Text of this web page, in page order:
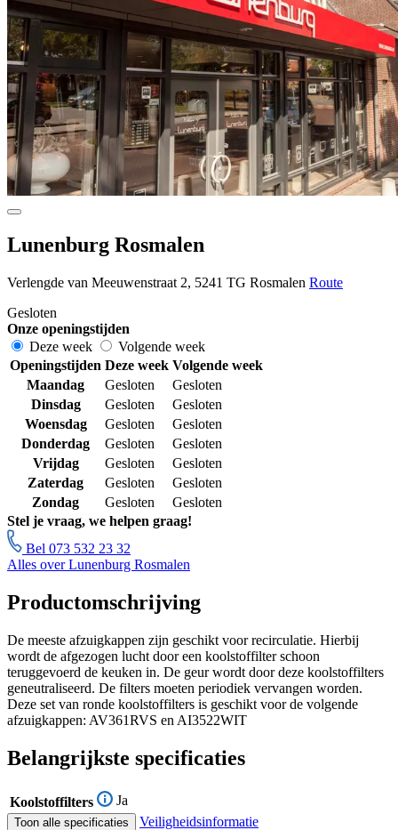
Lunenburg Rosmalen
Verlengde van Meeuwenstraat 2, 5241 TG Rosmalen Route
Gesloten
Onze openingstijden
Deze week
Volgende week
Openingstijden Deze week Volgende week
Maandag
Gesloten
Gesloten
Dinsdag
Gesloten
Gesloten
Woensdag
Gesloten
Gesloten
Donderdag
Gesloten
Gesloten
Vrijdag
Gesloten
Gesloten
Zaterdag
Gesloten
Gesloten
Zondag
Gesloten
Gesloten
Stel je vraag, we helpen graag!
Bel 073 532 23 32
Alles over Lunenburg Rosmalen
Productomschrijving
De meeste afzuigkappen zijn geschikt voor recirculatie. Hierbij
wordt de afgezogen lucht door een koolstoffilter schoon
teruggevoerd de keuken in. De geur wordt door deze koolstoffilters
geneutraliseerd. De filters moeten periodiek vervangen worden.
Deze set van ronde koolstoffilters is geschikt voor de volgende
afzuigkappen: AV361RVS en AI3522WIT
Belangrijkste specificaties
Koolstoffilters Ja
Toon alle specificaties
Veiligheidsinformatie